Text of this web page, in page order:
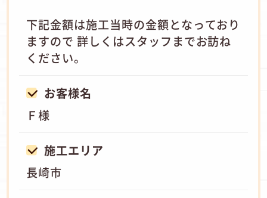
下記金額は施工当時の金額となっており
ますので 詳しくはスタッフまでお訪ね
ください。
お客様名
Ｆ様
施工エリア
長崎市